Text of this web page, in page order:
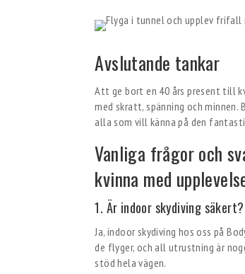
Avslutande tankar
Att ge bort en 40 års present till
med skratt, spänning och
alla som vill känna på den
Vanliga frågor och
kvinna med
1. Är indoor skydiving säkert?
Ja, indoor skydiving hos oss på
de flyger, och all utrustning är
stöd hela vägen.